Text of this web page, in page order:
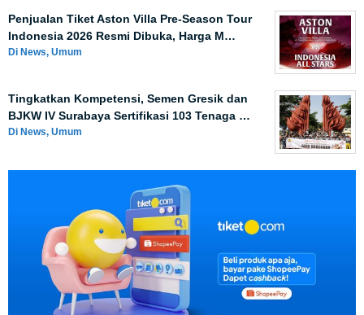
Penjualan Tiket Aston Villa Pre-Season Tour
Indonesia 2026 Resmi Dibuka, Harga M…
Di News, Umum
Tingkatkan Kompetensi, Semen Gresik dan
BJKW IV Surabaya Sertifikasi 103 Tenaga …
Di News, Umum